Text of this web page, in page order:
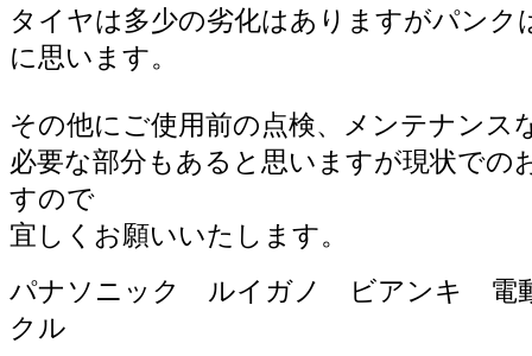
タイヤは多少の劣化はありますがパンク
に思います。
その他にご使用前の点検、メンテナンス
必要な部分もあると思いますが現状での
すので
宜しくお願いいたします。
パナソニック ルイガノ ビアンキ 電
クル